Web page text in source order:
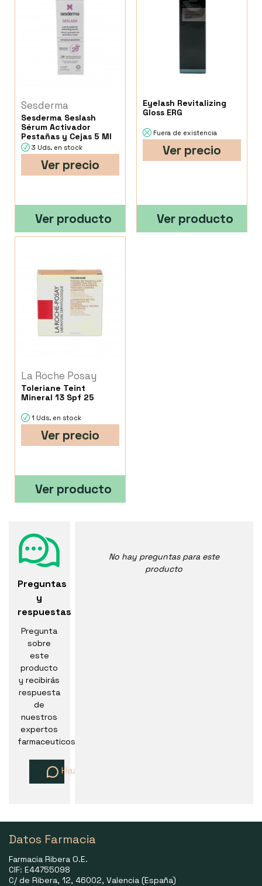
Sesderma
Sesderma Seslash
Sérum Activador
Pestañas y Cejas 5 Ml
3 Uds. en stock
Ver precio
Ver producto
Eyelash Revitalizing
Gloss ERG
Fuera de existencia
Ver precio
Ver producto
La Roche Posay
Toleriane Teint
Mineral 13 Spf 25
1 Uds. en stock
Ver precio
Ver producto
Preguntas
y
respuestas
Pregunta
sobre
este
producto
y recibirás
respuesta
de
nuestros
expertos
farmaceuticos
Haz una pregunta
No hay preguntas para este
producto
Datos Farmacia
Farmacia Ribera O.E.
CIF: E44755098
C/ de Ribera, 12, 46002, Valencia (España)